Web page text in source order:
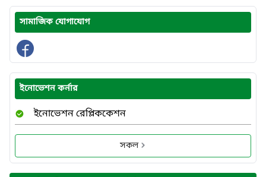
সামাজিক যোগাযোগ
ইনোভেশন কর্নার
ইনোভেশন রেপ্লিককেশন
সকল